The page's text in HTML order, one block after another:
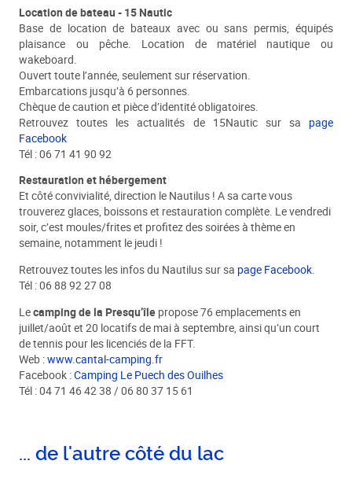
Location de bateau - 15 Nautic
Base de location de bateaux avec ou sans permis, équipés
plaisance ou pêche. Location de matériel nautique ou
wakeboard.
Ouvert toute l’année, seulement sur réservation.
Embarcations jusqu’à 6 personnes.
Chèque de caution et pièce d’identité obligatoires.
Retrouvez toutes les actualités de 15Nautic sur sa page
Facebook
Tél : 06 71 41 90 92
Restauration et hébergement
Et côté convivialité, direction le Nautilus ! A sa carte vous
trouverez glaces, boissons et restauration complète. Le vendredi
soir, c’est moules/frites et profitez des soirées à thème en
semaine, notamment le jeudi !
Retrouvez toutes les infos du Nautilus sur sa page Facebook.
Tél : 06 88 92 27 08
Lecamping de la Presqu’île propose 76 emplacements en
juillet/août et 20 locatifs de mai à septembre, ainsi qu’un court
de tennis pour les licenciés de la FFT.
Web :www.cantal-camping.fr
Facebook :Camping Le Puech des Ouilhes
Tél : 04 71 46 42 38 / 06 80 37 15 61
... de l'autre côté du lac